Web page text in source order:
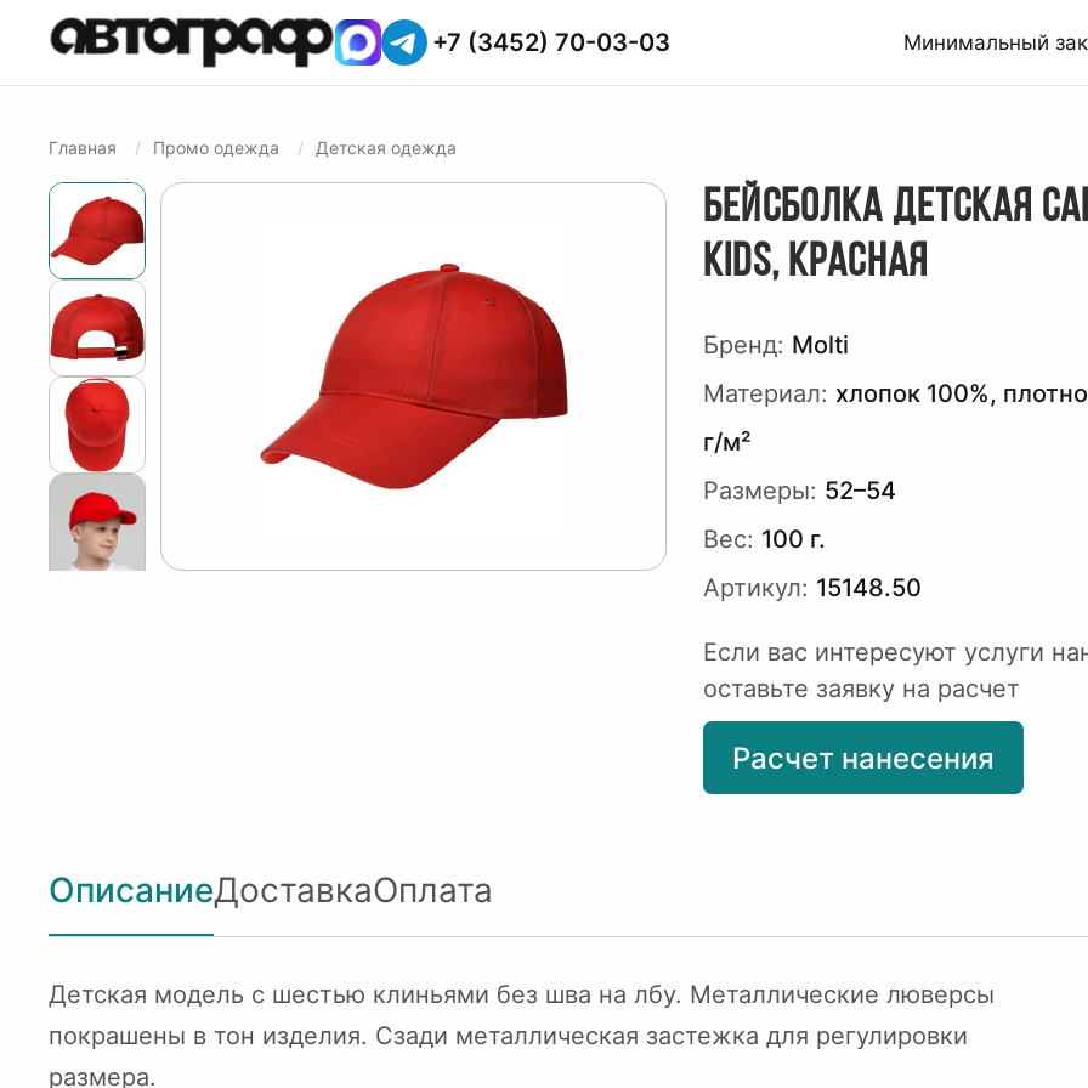
+7 (3452) 70-03-03 Минимальный
Главная Промо одежда Детская одежда
БЕЙСБОЛКА ДЕТСКАЯ
KIDS, КРАСНАЯ
Бренд: Molti
Материал: хлопок 100%,
г/м²
Размеры: 52–54
Вес: 100 г.
Артикул: 15148.50
Если вас интересуют услуги
оставьте заявку на расчет
Расчет нанесения
ОписаниеДоставкаОплата
Детская модель с шестью клиньями без шва на лбу. Металлические люверсы
покрашены в тон изделия. Сзади металлическая застежка для регулировки
размера.